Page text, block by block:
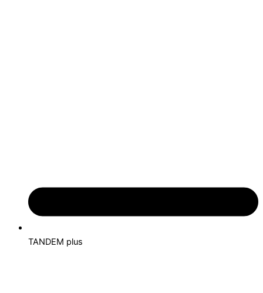
TANDEM plus